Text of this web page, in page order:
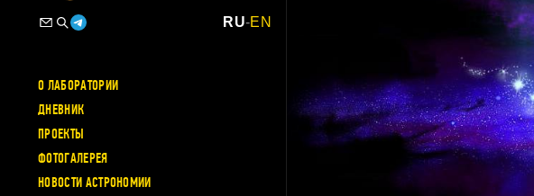
RU-EN
О ЛАБОРАТОРИИ
ДНЕВНИК
ПРОЕКТЫ
ФОТОГАЛЕРЕЯ
НОВОСТИ АСТРОНОМИИ